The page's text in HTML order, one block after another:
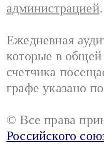
администрацией.
Ежедневная
которые в
счетчика
графе указано
© Все права
Российского